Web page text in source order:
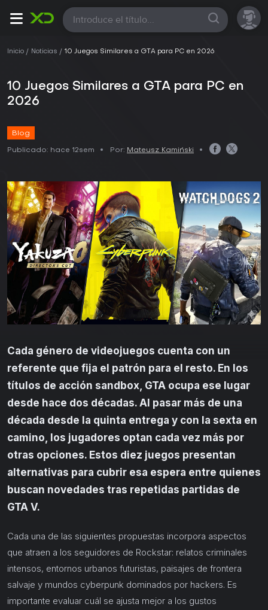
Todas
Inicio Noticias 10 Juegos Similares a GTA para PC en 2026
10 Juegos Similares a GTA para PC en
2026
Blog
Publicado: hace 12sem Por: Mateusz Kamiński
Cada género de videojuegos cuenta con un
referente que fija el patrón para el resto. En los
títulos de acción sandbox, GTA ocupa ese lugar
desde hace dos décadas. Al pasar más de una
década desde la quinta entrega y con la sexta en
camino, los jugadores optan cada vez más por
otras opciones. Estos diez juegos presentan
alternativas para cubrir esa espera entre quienes
buscan novedades tras repetidas partidas de
GTA V.
Cada una de las siguientes propuestas incorpora aspectos
que atraen a los seguidores de Rockstar: relatos criminales
intensos, entornos urbanos futuristas, paisajes de frontera
salvaje y mundos cyberpunk dominados por hackers. Es
importante evaluar cuál se ajusta mejor a los gustos